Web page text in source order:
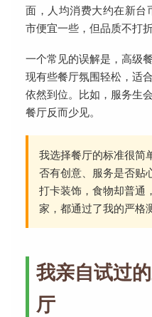
面，人均消费大约在新
市便宜一些，但品质不打折
一个常见的误解是，高级
现有些餐厅氛围轻松，适
依然到位。比如，服务生
餐厅反而少见。
我选择餐厅的标准很简
否有创意、服务是否贴
打卡装饰，食物却普通
家，都通过了我的严格
我亲自试过
厅